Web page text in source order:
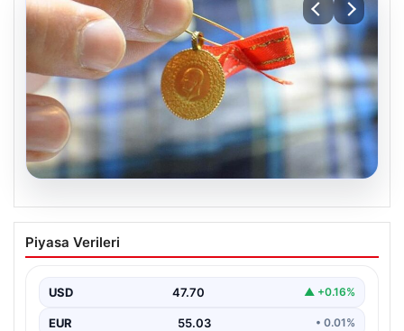
Altın fiyatları canlı 8 Nisan 2026: Altın
fiyatları ne kadar oldu? Gram, çeyrek,
fiyatları
Piyasa Verileri
USD 47.70 ▲ +0.16%
EUR 55.03 • 0.01%